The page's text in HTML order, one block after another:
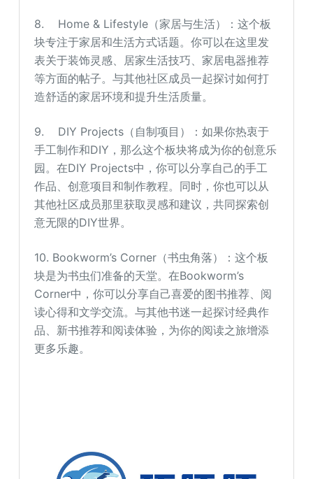
8. Home & Lifestyle（家居与生活）：这个板
块专注于家居和生活方式话题。你可以在这里发
表关于装饰灵感、居家生活技巧、家居电器推荐
等方面的帖子。与其他社区成员一起探讨如何打
造舒适的家居环境和提升生活质量。
9. DIY Projects（自制项目）：如果你热衷于
手工制作和DIY，那么这个板块将成为你的创意乐
园。在DIY Projects中，你可以分享自己的手工
作品、创意项目和制作教程。同时，你也可以从
其他社区成员那里获取灵感和建议，共同探索创
意无限的DIY世界。
10. Bookworm’s Corner（书虫角落）：这个板
块是为书虫们准备的天堂。在Bookworm’s
Corner中，你可以分享自己喜爱的图书推荐、阅
读心得和文学交流。与其他书迷一起探讨经典作
品、新书推荐和阅读体验，为你的阅读之旅增添
更多乐趣。